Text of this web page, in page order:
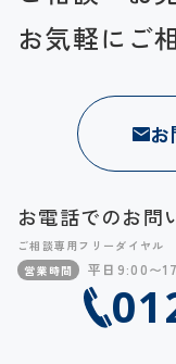
お気軽にご
お電話でのお問
ご相談専用フリーダイヤル
営業時間
平日9:00〜